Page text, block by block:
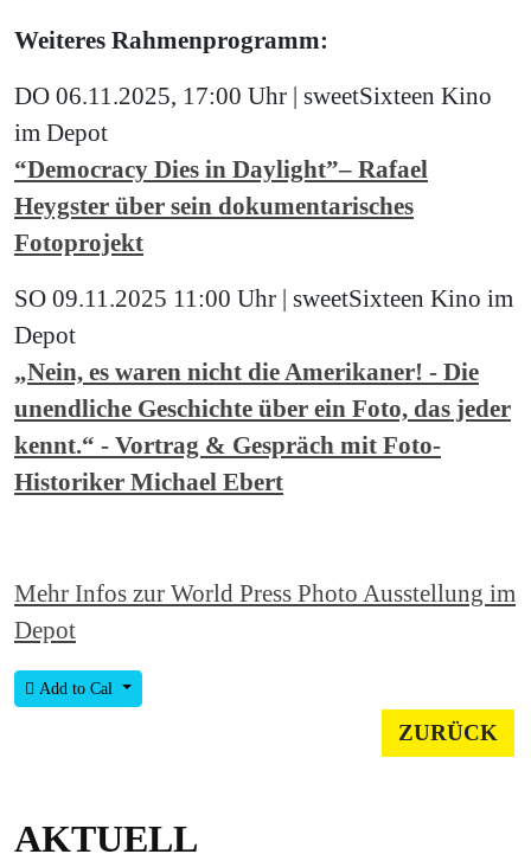
Weiteres Rahmenprogramm:
DO 06.11.2025, 17:00 Uhr | sweetSixteen Kino
im Depot
“Democracy Dies in Daylight”– Rafael
Heygster über sein dokumentarisches
Fotoprojekt
SO 09.11.2025 11:00 Uhr | sweetSixteen Kino im
Depot
„Nein, es waren nicht die Amerikaner! - Die
unendliche Geschichte über ein Foto, das jeder
kennt.“ - Vortrag & Gespräch mit Foto-
Historiker Michael Ebert
Mehr Infos zur World Press Photo Ausstellung im
Depot
Add to Cal
ZURÜCK
AKTUELL